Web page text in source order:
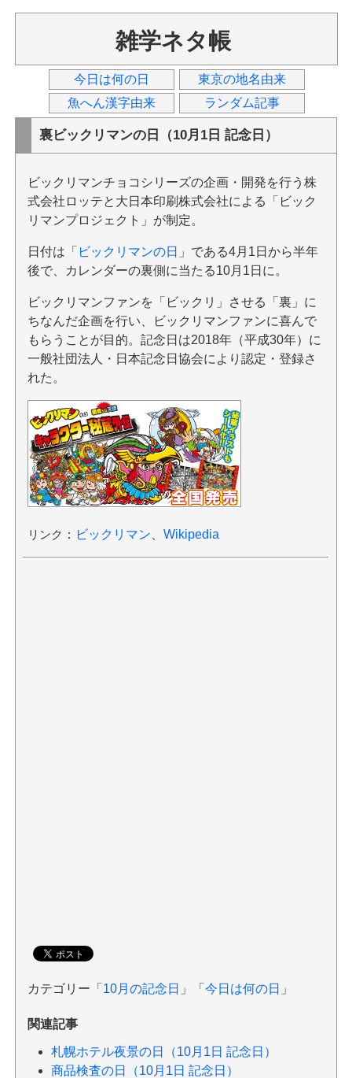
雑学ネタ帳
今日は何の日
東京の地名由来
魚へん漢字由来
ランダム記事
裏ビックリマンの日（10月1日 記念日）
ビックリマンチョコシリーズの企画・開発を行う株
式会社ロッテと大日本印刷株式会社による「ビック
リマンプロジェクト」が制定。
日付は「 ビックリマンの日 」である4月1日から半年
後で、カレンダーの裏側に当たる10月1日に。
ビックリマンファンを「ビックリ」させる「裏」に
ちなんだ企画を行い、ビックリマンファンに喜んで
もらうことが目的。記念日は2018年（平成30年）に
一般社団法人・日本記念日協会により認定・登録さ
れた。
リンク ： ビックリマン Wikipedia
カテゴリー「 10月の記念日 」「 今日は何の日 」
関連記事
札幌ホテル夜景の日（10月1日 記念日）
商品検査の日（10月1日 記念日）